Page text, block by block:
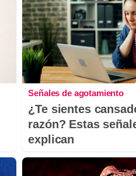
Señales de agotamiento
¿Te sientes
razón? Estas
explican